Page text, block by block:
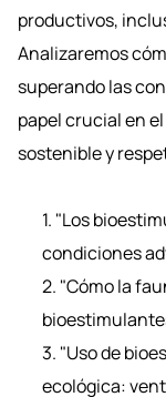
productivos,
Analizaremos
superando las
papel crucial en
sostenible y
1. "Los
condiciones
2. "Cómo la
3. "Uso de
ecológica: